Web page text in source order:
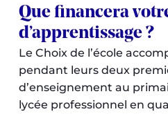
Que financera
d’apprentissage ?
Le Choix de l’école
pendant leurs deux
d’enseignement au
lycée professionnel en